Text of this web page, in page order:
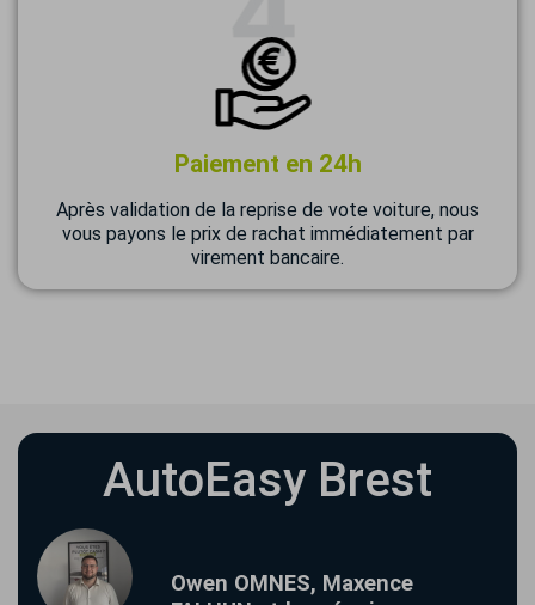
Paiement en 24h
Après validation de la reprise de vote voiture, nous
vous payons le prix de rachat immédiatement par
virement bancaire.
AutoEasy Brest
Owen OMNES, Maxence